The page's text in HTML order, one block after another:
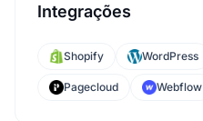
Integrações
Shopify WordPress
Pagecloud Webflow